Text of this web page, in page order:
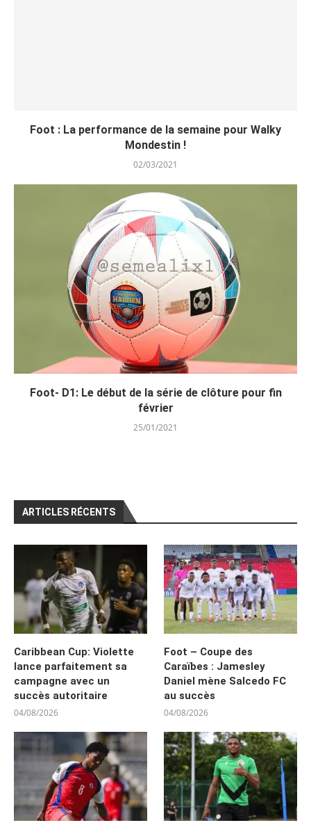
Foot : La performance de la semaine pour Walky
Mondestin !
02/03/2021
Foot- D1: Le début de la série de clôture pour fin
février
25/01/2021
ARTICLES RÉCENTS
Caribbean Cup: Violette
lance parfaitement sa
campagne avec un
succès autoritaire
04/08/2026
Foot – Coupe des
Caraïbes : Jamesley
Daniel mène Salcedo FC
au succès
04/08/2026